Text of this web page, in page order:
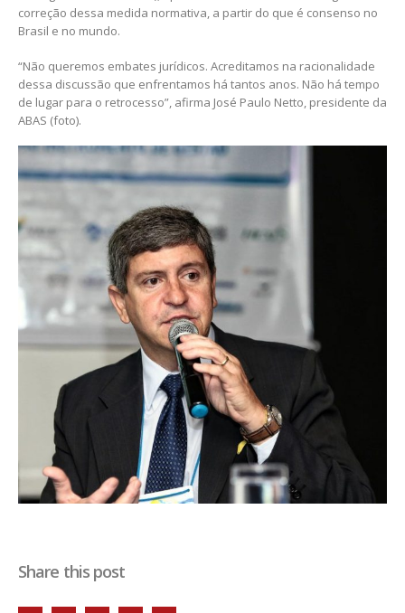
correção dessa medida normativa, a partir do que é consenso no
Brasil e no mundo.
“Não queremos embates jurídicos. Acreditamos na racionalidade
dessa discussão que enfrentamos há tantos anos. Não há tempo
de lugar para o retrocesso”, afirma José Paulo Netto, presidente da
ABAS (foto).
Share this post